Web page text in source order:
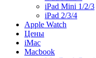
iPad Mini 1/2/3
iPad 2/3/4
Apple Watch
Цены
iMac
Macbook